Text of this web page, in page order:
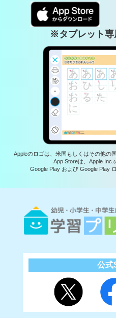
※タブレット専
Appleのロゴは、米国もしくはその他の
App Storeは、Apple Inc.
Google Play および Google Play
公式